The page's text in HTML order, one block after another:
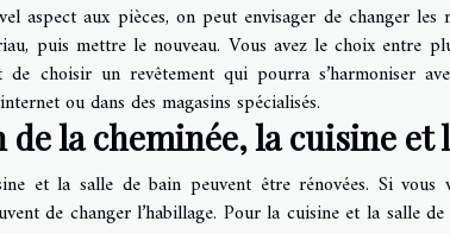
aspect aux pièces, on peut envisager de changer
puis mettre le nouveau. Vous avez le choix entre
de choisir un revêtement qui pourra s’harmoniser
ou dans des magasins spécialisés.
de la cheminée, la cuisine et
et la salle de bain peuvent être rénovées. Si vous
de changer l’habillage. Pour la cuisine et la salle